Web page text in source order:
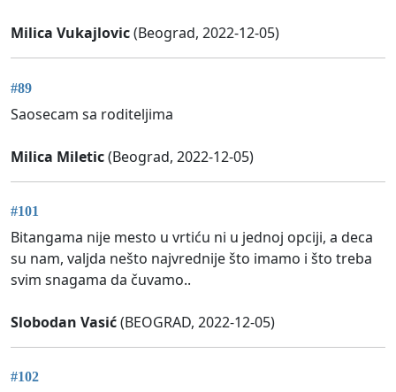
Milica Vukajlovic(Beograd, 2022-12-05)
#89
Saosecam sa roditeljima
Milica Miletic(Beograd, 2022-12-05)
#101
Bitangama nije mesto u vrtiću ni u jednoj opciji, a deca
su nam, valjda nešto najvrednije što imamo i što treba
svim snagama da čuvamo..
Slobodan Vasić(BEOGRAD, 2022-12-05)
#102